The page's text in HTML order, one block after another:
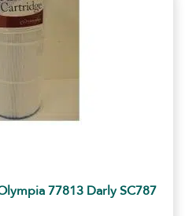
77813 Darly SC787